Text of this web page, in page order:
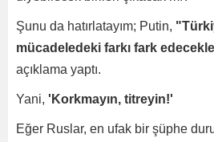
Şunu da hatırlatayım; Putin,
mücadeledeki farkı fark
açıklama yaptı.
Yani, 'Korkmayın, titreyin!'
Eğer Ruslar, en ufak bir şüphe